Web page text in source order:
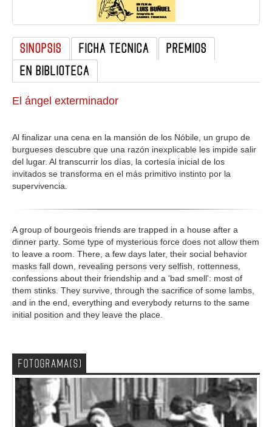
SINOPSIS FICHA TECNICA
PREMIOS
EN BIBLIOTECA
El ángel exterminador
Al finalizar una cena en la mansión de los Nóbile, un grupo de
burgueses descubre que una razón inexplicable les impide salir
del lugar. Al transcurrir los días, la cortesía inicial de los
invitados se transforma en el más primitivo instinto por la
supervivencia.
A group of bourgeois friends are trapped in a house after a
dinner party. Some type of mysterious force does not allow them
to leave a room. There, a few days later, their social behavior
masks fall down, revealing persons very selfish, rottenness,
confessions about their friendship and a 'bad smell': most of
them stinks. They survive, through the sacrifice of some lambs,
and in the end, everything and everybody returns to the same
initial position and they leave the place.
FOTOGRAMA(S)